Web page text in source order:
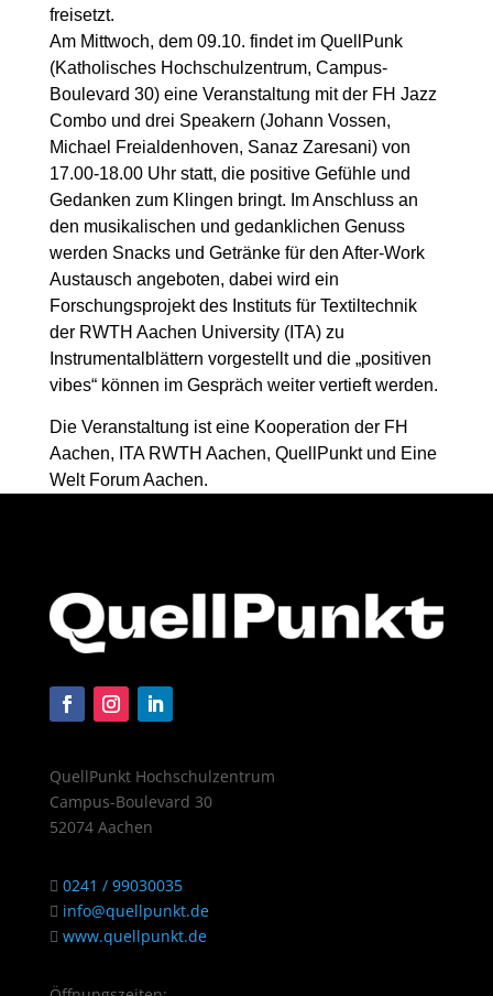
freisetzt.
Am Mittwoch, dem 09.10. findet im QuellPunk
(Katholisches Hochschulzentrum, Campus-
Boulevard 30) eine Veranstaltung mit der FH Jazz
Combo und drei Speakern (Johann Vossen,
Michael Freialdenhoven, Sanaz Zaresani) von
17.00-18.00 Uhr statt, die positive Gefühle und
Gedanken zum Klingen bringt. Im Anschluss an
den musikalischen und gedanklichen Genuss
werden Snacks und Getränke für den After-Work
Austausch angeboten, dabei wird ein
Forschungsprojekt des Instituts für Textiltechnik
der RWTH Aachen University (ITA) zu
Instrumentalblättern vorgestellt und die „positiven
vibes“ können im Gespräch weiter vertieft werden.
Die Veranstaltung ist eine Kooperation der FH
Aachen, ITA RWTH Aachen, QuellPunkt und Eine
Welt Forum Aachen.
QuellPunkt Hochschulzentrum
Campus-Boulevard 30
52074 Aachen
0241 / 99030035
info@quellpunkt.de
www.quellpunkt.de